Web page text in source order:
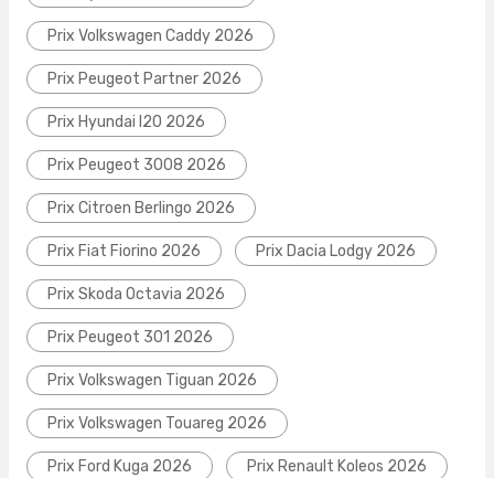
Prix Volkswagen Caddy 2026
Prix Peugeot Partner 2026
Prix Hyundai I20 2026
Prix Peugeot 3008 2026
Prix Citroen Berlingo 2026
Prix Fiat Fiorino 2026 Prix Dacia Lodgy 2026
Prix Skoda Octavia 2026
Prix Peugeot 301 2026
Prix Volkswagen Tiguan 2026
Prix Volkswagen Touareg 2026
Prix Ford Kuga 2026 Prix Renault Koleos 2026